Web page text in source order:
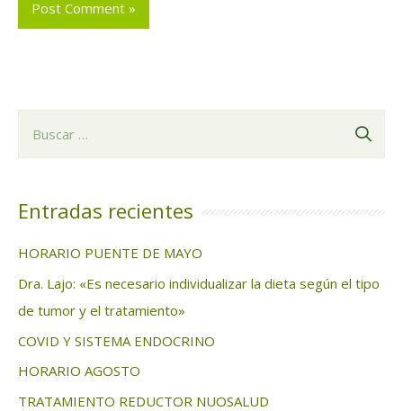
c
r
:
Entradas recientes
HORARIO PUENTE DE MAYO
Dra. Lajo: «Es necesario individualizar la dieta según el tipo
de tumor y el tratamiento»
COVID Y SISTEMA ENDOCRINO
HORARIO AGOSTO
TRATAMIENTO REDUCTOR NUOSALUD